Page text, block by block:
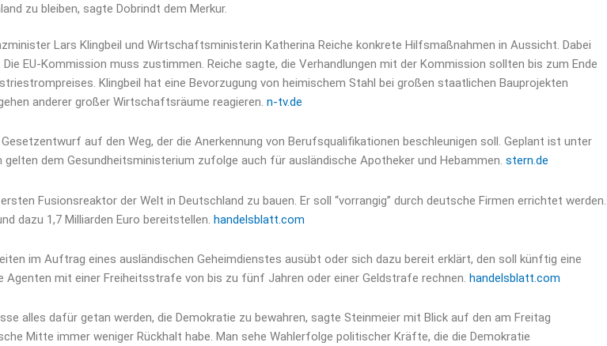
zu bleiben, sagte Dobrindt dem Merkur.
Lars Klingbeil und Wirtschaftsministerin Katherina Reiche konkrete Hilfsmaßnahmen in Aussicht. Dabei
EU-Kommission muss zustimmen. Reiche sagte, die Verhandlungen mit der Kommission sollten bis zum Ende
Klingbeil hat eine Bevorzugung von heimischem Stahl bei großen staatlichen Bauprojekten
anderer großer Wirtschaftsräume reagieren. n-tv.de
auf den Weg, der die Anerkennung von Berufsqualifikationen beschleunigen soll. Geplant ist unter
dem Gesundheitsministerium zufolge auch für ausländische Apotheker und Hebammen. stern.de
Fusionsreaktor der Welt in Deutschland zu bauen. Er soll “vorrangig” durch deutsche Firmen errichtet werden.
dazu 1,7 Milliarden Euro bereitstellen. handelsblatt.com
im Auftrag eines ausländischen Geheimdienstes ausübt oder sich dazu bereit erklärt, den soll künftig eine
mit einer Freiheitsstrafe von bis zu fünf Jahren oder einer Geldstrafe rechnen. handelsblatt.com
alles dafür getan werden, die Demokratie zu bewahren, sagte Steinmeier mit Blick auf den am Freitag
Mitte immer weniger Rückhalt habe. Man sehe Wahlerfolge politischer Kräfte, die die Demokratie